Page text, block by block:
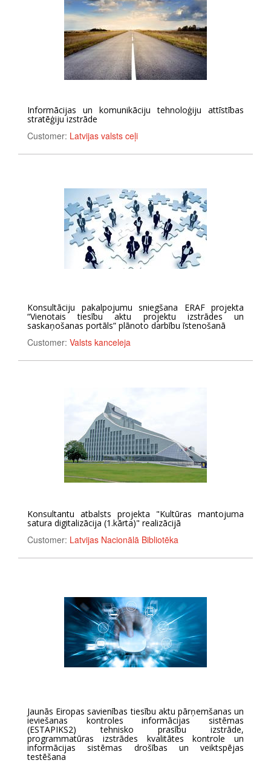
Informācijas un komunikāciju tehnoloģiju attīstības
stratēģiju izstrāde
Customer: Latvijas valsts ceļi
Konsultāciju pakalpojumu sniegšana ERAF projekta
“Vienotais tiesību aktu projektu izstrādes un
saskaņošanas portāls” plānoto darbību īstenošanā
Customer: Valsts kanceleja
Konsultantu atbalsts projekta "Kultūras mantojuma
satura digitalizācija (1.kārta)" realizācijā
Customer: Latvijas Nacionālā Bibliotēka
Jaunās Eiropas savienības tiesību aktu pārņemšanas un
ieviešanas kontroles informācijas sistēmas
(ESTAPIKS2) tehnisko prasību izstrāde,
programmatūras izstrādes kvalitātes kontrole un
informācijas sistēmas drošības un veiktspējas
testēšana